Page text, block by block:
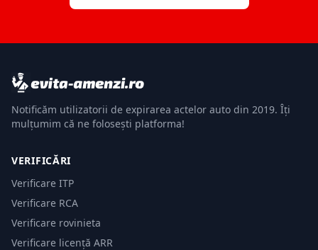
Notificăm utilizatorii de expirarea actelor auto din 2019. Îți
mulțumim că ne folosești platforma!
VERIFICĂRI
Verificare ITP
Verificare RCA
Verificare rovinieta
Verificare licență ARR